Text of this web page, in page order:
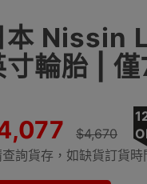
本 Nissin
寸輪胎 |
$4,670
詢貨存，如缺貨訂貨